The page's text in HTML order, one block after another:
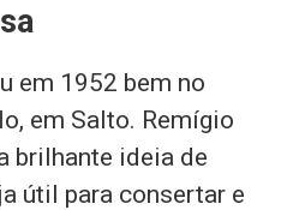
em 1952 bem no
em Salto. Remígio
brilhante ideia de
útil para consertar e